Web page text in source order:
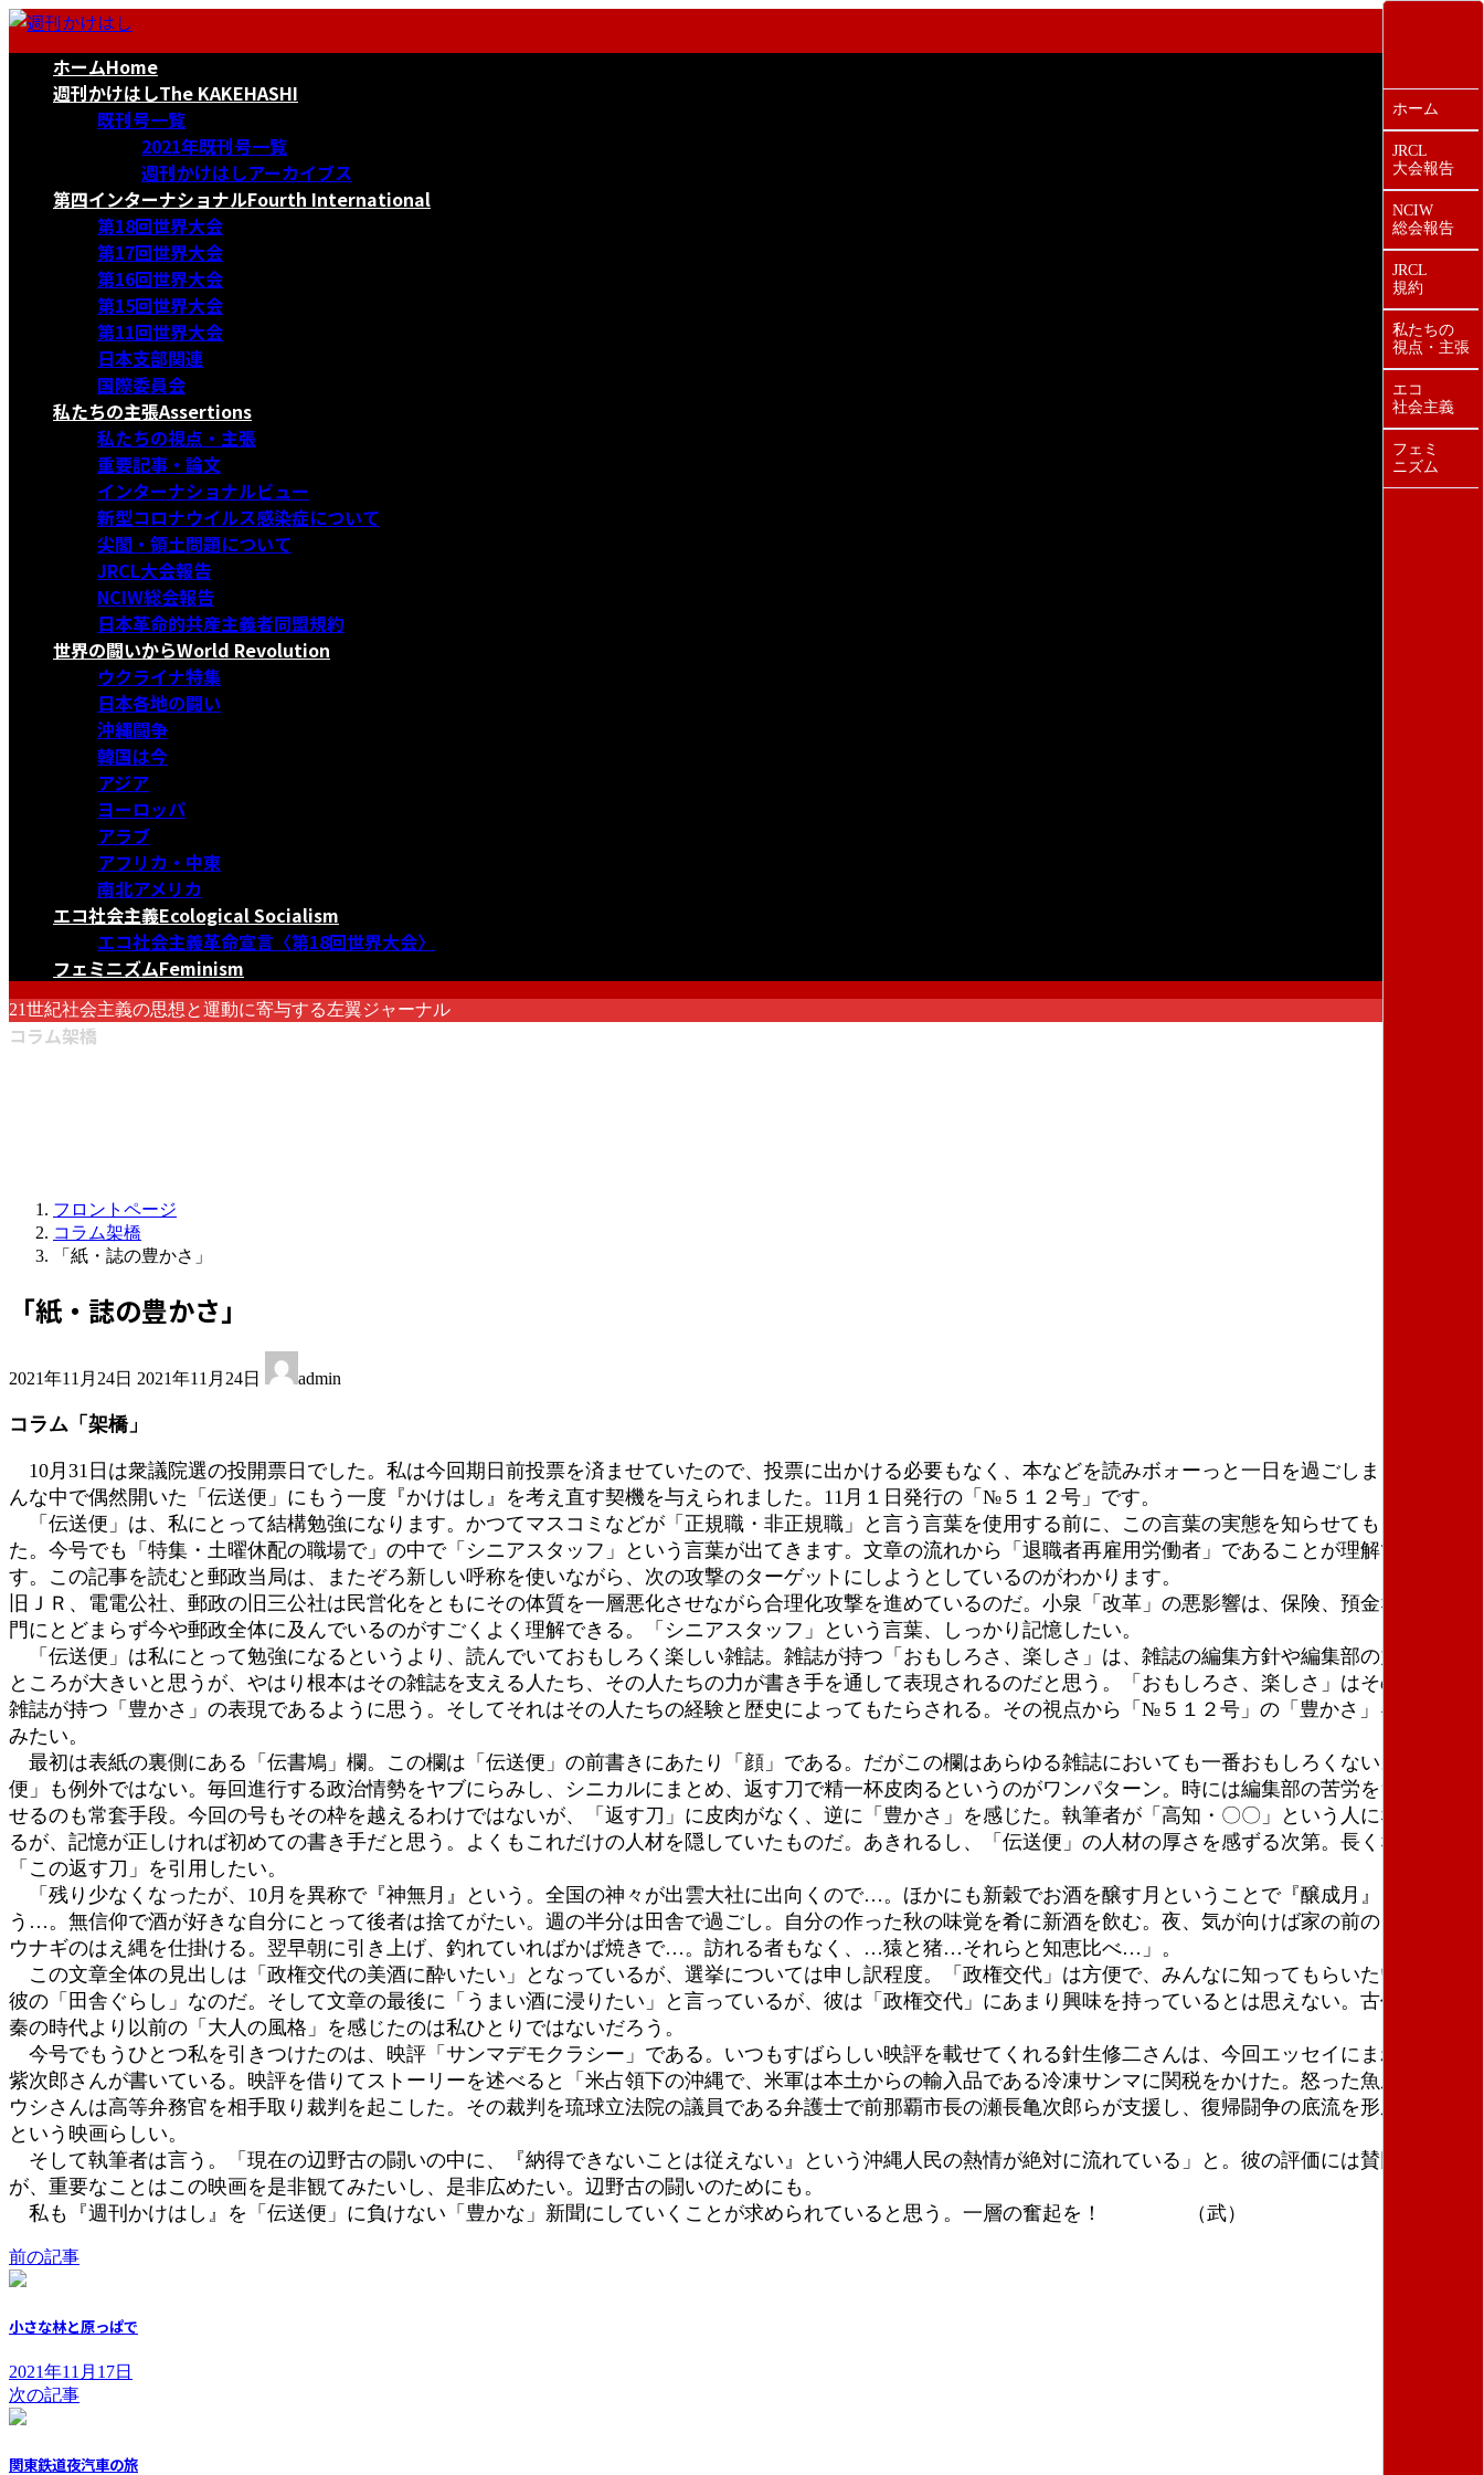
コ
ナ
ホームHome
週刊かけはしThe KAKEHASHI
既刊号一覧
2021年既刊号一覧
週刊かけはしアーカイブス
第四インターナショナルFourth International
第18回世界大会
第17回世界大会
第16回世界大会
第15回世界大会
第11回世界大会
日本支部関連
国際委員会
私たちの主張Assertions
私たちの視点・主張
重要記事・論文
インターナショナルビュー
新型コロナウイルス感染症について
尖閣・領土問題について
JRCL大会報告
NCIW総会報告
日本革命的共産主義者同盟規約
世界の闘いからWorld Revolution
ウクライナ特集
日本各地の闘い
沖縄闘争
韓国は今
アジア
ヨーロッパ
アラブ
アフリカ・中東
南北アメリカ
エコ社会主義Ecological Socialism
エコ社会主義革命宣言〈第18回世界大会〉
フェミニズムFeminism
21世紀社会主義の思想と運動に寄与する左翼ジャーナル
コラム架橋
フロントページ
コラム架橋
「紙・誌の豊かさ」
「紙・誌の豊かさ」
2021年11月24日 終
新
時
:
2021年11月24日 admin
コラム「架橋」
10月31日は衆議院選の投開票日でした。私は今回期日前投票を済ませていたので、投票に出かける必要もなく、本などを読みボォーっと一日を過ごしました。そ
んな中で偶然開いた「伝送便」にもう一度『かけはし』を考え直す契機を与えられました。11月１日発行の「№５１２号」です。
「伝送便」は、私にとって結構勉強になります。かつてマスコミなどが「正規職・非正規職」と言う言葉を使用する前に、この言葉の実態を知らせてもらいまし
た。今号でも「特集・土曜休配の職場で」の中で「シニアスタッフ」という言葉が出てきます。文章の流れから「退職者再雇用労働者」であることが理解できま
す。この記事を読むと郵政当局は、またぞろ新しい呼称を使いながら、次の攻撃のターゲットにしようとしているのがわかります。
旧ＪＲ、電電公社、郵政の旧三公社は民営化をともにその体質を一層悪化させながら合理化攻撃を進めているのだ。小泉「改革」の悪影響は、保険、預金などの部
門にとどまらず今や郵政全体に及んでいるのがすごくよく理解できる。「シニアスタッフ」という言葉、しっかり記憶したい。
「伝送便」は私にとって勉強になるというより、読んでいておもしろく楽しい雑誌。雑誌が持つ「おもしろさ、楽しさ」は、雑誌の編集方針や編集部の力による
ところが大きいと思うが、やはり根本はその雑誌を支える人たち、その人たちの力が書き手を通して表現されるのだと思う。「おもしろさ、楽しさ」はその意味で
雑誌が持つ「豊かさ」の表現であるように思う。そしてそれはその人たちの経験と歴史によってもたらされる。その視点から「№５１２号」の「豊かさ」を拾って
みたい。
最初は表紙の裏側にある「伝書鳩」欄。この欄は「伝送便」の前書きにあたり「顔」である。だがこの欄はあらゆる雑誌においても一番おもしろくない。「伝送
便」も例外ではない。毎回進行する政治情勢をヤブにらみし、シニカルにまとめ、返す刀で精一杯皮肉るというのがワンパターン。時には編集部の苦労をちらつか
せるのも常套手段。今回の号もその枠を越えるわけではないが、「返す刀」に皮肉がなく、逆に「豊かさ」を感じた。執筆者が「高知・〇〇」という人になってい
るが、記憶が正しければ初めての書き手だと思う。よくもこれだけの人材を隠していたものだ。あきれるし、「伝送便」の人材の厚さを感ずる次第。長くなるが、
「この返す刀」を引用したい。
「残り少なくなったが、10月を異称で『神無月』という。全国の神々が出雲大社に出向くので…。ほかにも新穀でお酒を醸す月ということで『醸成月』と言
う…。無信仰で酒が好きな自分にとって後者は捨てがたい。週の半分は田舎で過ごし。自分の作った秋の味覚を肴に新酒を飲む。夜、気が向けば家の前のダム湖に
ウナギのはえ縄を仕掛ける。翌早朝に引き上げ、釣れていればかば焼きで…。訪れる者もなく、…猿と猪…それらと知恵比べ…」。
この文章全体の見出しは「政権交代の美酒に酔いたい」となっているが、選挙については申し訳程度。「政権交代」は方便で、みんなに知ってもらいたいのは、
彼の「田舎ぐらし」なのだ。そして文章の最後に「うまい酒に浸りたい」と言っているが、彼は「政権交代」にあまり興味を持っているとは思えない。古代中国の
秦の時代より以前の「大人の風格」を感じたのは私ひとりではないだろう。
今号でもうひとつ私を引きつけたのは、映評「サンマデモクラシー」である。いつもすばらしい映評を載せてくれる針生修二さんは、今回エッセイにまわり、筑
紫次郎さんが書いている。映評を借りてストーリーを述べると「米占領下の沖縄で、米軍は本土からの輸入品である冷凍サンマに関税をかけた。怒った魚屋の玉城
ウシさんは高等弁務官を相手取り裁判を起こした。その裁判を琉球立法院の議員である弁護士で前那覇市長の瀬長亀次郎らが支援し、復帰闘争の底流を形成した」
という映画らしい。
そして執筆者は言う。「現在の辺野古の闘いの中に、『納得できないことは従えない』という沖縄人民の熱情が絶対に流れている」と。彼の評価には賛同する
が、重要なことはこの映画を是非観てみたいし、是非広めたい。辺野古の闘いのためにも。
私も『週刊かけはし』を「伝送便」に負けない「豊かな」新聞にしていくことが求められていると思う。一層の奮起を！ （武）
前の記事
小さな林と原っぱで
2021年11月17日
次の記事
関東鉄道夜汽車の旅
ホーム
JRCL
大会報告
NCIW
総会報告
JRCL
規約
私たちの
視点・主張
エコ
社会主義
フェミ
ニズム